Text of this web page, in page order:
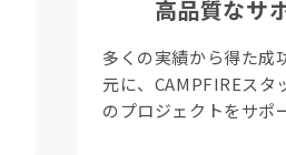
高品質なサ
多くの実績から得た成
元に、CAMPFIREスタ
のプロジェクトをサポ